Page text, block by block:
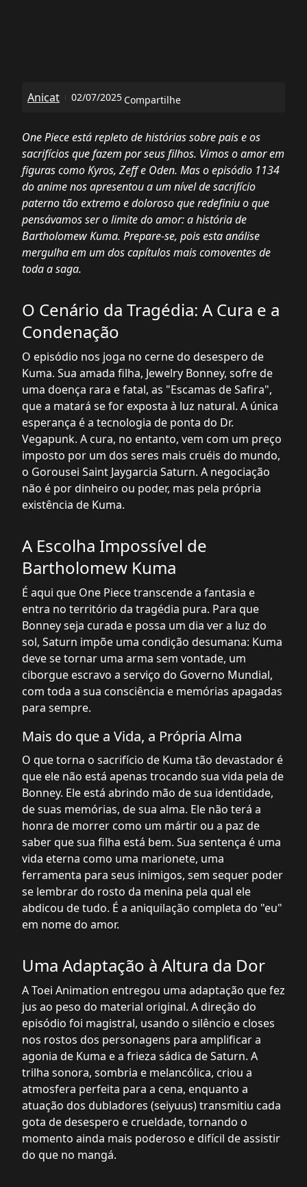
Anicat 02/07/2025 Compartilhe
One Piece está repleto de histórias sobre pais e os
sacrifícios que fazem por seus filhos. Vimos o amor em
figuras como Kyros, Zeff e Oden. Mas o episódio 1134
do anime nos apresentou a um nível de sacrifício
paterno tão extremo e doloroso que redefiniu o que
pensávamos ser o limite do amor: a história de
Bartholomew Kuma. Prepare-se, pois esta análise
mergulha em um dos capítulos mais comoventes de
toda a saga.
O Cenário da Tragédia: A Cura e a
Condenação
O episódio nos joga no cerne do desespero de
Kuma. Sua amada filha, Jewelry Bonney, sofre de
uma doença rara e fatal, as "Escamas de Safira",
que a matará se for exposta à luz natural. A única
esperança é a tecnologia de ponta do Dr.
Vegapunk. A cura, no entanto, vem com um preço
imposto por um dos seres mais cruéis do mundo,
o Gorousei Saint Jaygarcia Saturn. A negociação
não é por dinheiro ou poder, mas pela própria
existência de Kuma.
A Escolha Impossível de
Bartholomew Kuma
É aqui que One Piece transcende a fantasia e
entra no território da tragédia pura. Para que
Bonney seja curada e possa um dia ver a luz do
sol, Saturn impõe uma condição desumana: Kuma
deve se tornar uma arma sem vontade, um
ciborgue escravo a serviço do Governo Mundial,
com toda a sua consciência e memórias apagadas
para sempre.
Mais do que a Vida, a Própria Alma
O que torna o sacrifício de Kuma tão devastador é
que ele não está apenas trocando sua vida pela de
Bonney. Ele está abrindo mão de sua identidade,
de suas memórias, de sua alma. Ele não terá a
honra de morrer como um mártir ou a paz de
saber que sua filha está bem. Sua sentença é uma
vida eterna como uma marionete, uma
ferramenta para seus inimigos, sem sequer poder
se lembrar do rosto da menina pela qual ele
abdicou de tudo. É a aniquilação completa do "eu"
em nome do amor.
Uma Adaptação à Altura da Dor
A Toei Animation entregou uma adaptação que fez
jus ao peso do material original. A direção do
episódio foi magistral, usando o silêncio e closes
nos rostos dos personagens para amplificar a
agonia de Kuma e a frieza sádica de Saturn. A
trilha sonora, sombria e melancólica, criou a
atmosfera perfeita para a cena, enquanto a
atuação dos dubladores (seiyuus) transmitiu cada
gota de desespero e crueldade, tornando o
momento ainda mais poderoso e difícil de assistir
do que no mangá.